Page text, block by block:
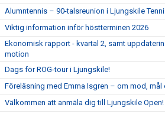
Alumntennis – 90-talsreunion i Ljungskile
Viktig information inför höstterminen 2026
Ekonomisk rapport - kvartal 2, samt
motion
Dags för ROG-tour i Ljungskile!
Föreläsning med Emma Isgren – om mod, mål
Välkommen att anmäla dig till Ljungskile Open!